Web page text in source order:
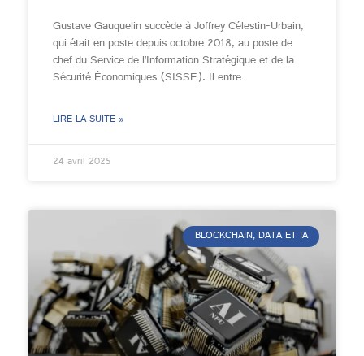
Gustave Gauquelin succède à Joffrey Célestin-Urbain,
qui était en poste depuis octobre 2018, au poste de
chef du Service de l’Information Stratégique et de la
Sécurité Économiques (SISSE). Il entre
LIRE LA SUITE »
24 avril 2025
BLOCKCHAIN, DATA ET IA